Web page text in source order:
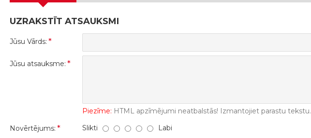
UZRAKSTĪT ATSAUKSMI
Jūsu Vārds:
Jūsu atsauksme:
Piezīme: HTML apzīmējumi neatbalstās! Izmantojiet parastu tekstu.
Novērtējums:
Slikti Labi